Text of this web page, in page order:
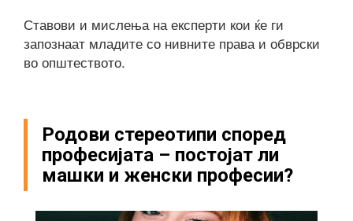
Ставови и мислења на експерти кои ќе ги
запознаат младите со нивните права и обврски
во општеството.
Родови стереотипи според
професијата – постојат ли
машки и женски професии?